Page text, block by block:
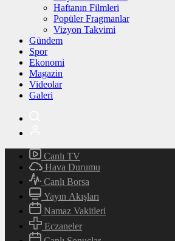
Haftanın Filmleri
Popüler Fragmanlar
Vizyon Takvimi
Gündem
Spor
Ekonomi
Magazin
Videolar
Galeri
Canlı TV
Hava Durumu
Canlı Borsa
Yayın Akışları
Namaz Vakitleri
Eczaneler